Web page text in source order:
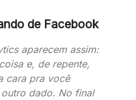
de Facebook
aparecem assim:
e, de repente,
cara pra você
dado. No final